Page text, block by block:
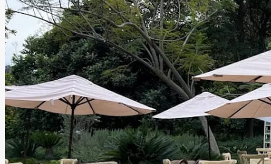
corporativos y celebraciones especiales.Leer más